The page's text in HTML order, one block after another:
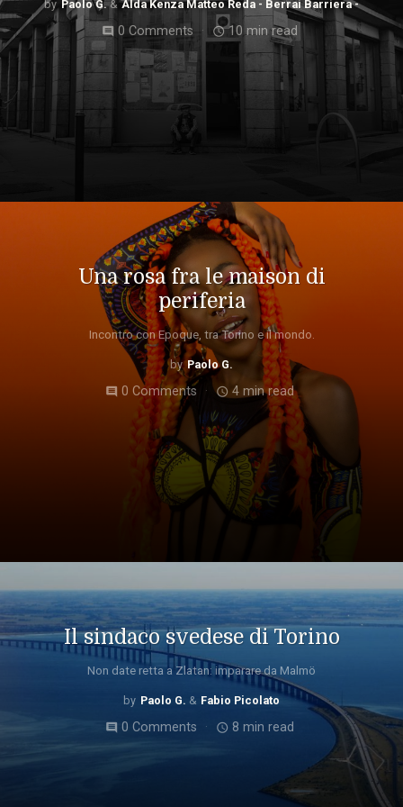
Paolo G. Alda Kenza Matteo Reda - Berrai Barriera -
comment 0 Comments access_time10 min read
Una rosa fra le maison di
periferia
Incontro con Epoque, tra Torino e il mondo.
Paolo G.
comment 0 Comments access_time 4 min read
Il sindaco svedese di Torino
Non date retta a Zlatan: imparare da Malmö
Paolo G. Fabio Picolato
comment0 Comments access_time 8 min read